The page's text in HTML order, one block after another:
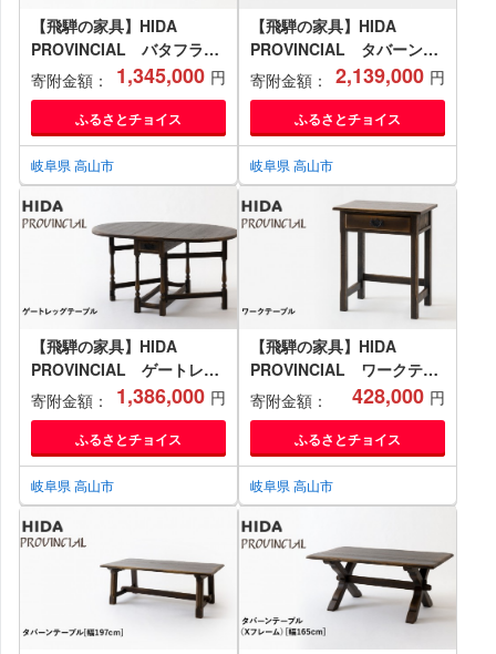
【飛騨の家具】HIDA
PROVINCIAL バタフライ
テーブル（P80）|家具 机
テーブル ダイニング 人気
おすすめ 新生活 国産 イン
テリア アンティーク 飛騨家
具 飛騨産業 CG375
寄附金額： 1,345,000 円
ふるさとチョイス
岐阜県 高山市
【飛騨の家具】HIDA
PROVINCIAL タバーンテ
ーブル 幅167（P31）|家
具 机 テーブル ダイニング
人気 おすすめ 新生活 国産
インテリア 飛騨家具 飛騨産
業 CG370
寄附金額： 2,139,000 円
ふるさとチョイス
岐阜県 高山市
【飛騨の家具】HIDA
PROVINCIAL ゲートレッ
グテーブル（P18）|家具 机
テーブル ダイニング 人気
おすすめ 新生活 国産 イン
テリア アンティーク 飛騨家
具 飛騨産業 CG374
寄附金額： 1,386,000 円
ふるさとチョイス
岐阜県 高山市
【飛騨の家具】HIDA
PROVINCIAL ワークテー
ブル（P90）|家具 机 テー
ブル ダイニング 人気 おす
すめ 新生活 国産 インテリ
ア アンティーク 飛騨家具
飛騨産業 CG377
寄附金額： 428,000 円
ふるさとチョイス
岐阜県 高山市